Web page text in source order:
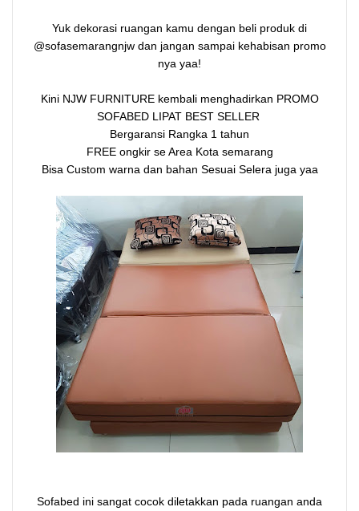
Yuk dekorasi ruangan kamu dengan beli produk di
@sofasemarangnjw dan jangan sampai kehabisan promo
nya yaa!
Kini NJW FURNITURE kembali menghadirkan PROMO
SOFABED LIPAT BEST SELLER
Bergaransi Rangka 1 tahun
FREE ongkir se Area Kota semarang
Bisa Custom warna dan bahan Sesuai Selera juga yaa
Sofabed ini sangat cocok diletakkan pada ruangan anda